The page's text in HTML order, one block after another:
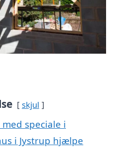
skjul
speciale i
i Jystrup hjælpe